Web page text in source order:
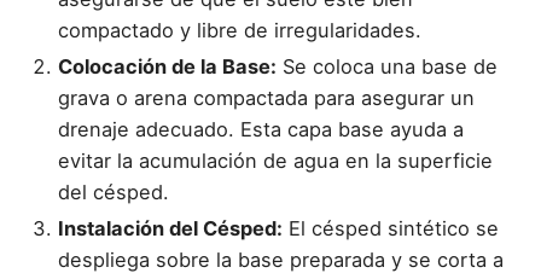
compactado y libre de irregularidades.
Colocación de la Base: Se coloca una base de
grava o arena compactada para asegurar un
drenaje adecuado. Esta capa base ayuda a
evitar la acumulación de agua en la superficie
del césped.
Instalación del Césped: El césped sintético se
despliega sobre la base preparada y se corta a